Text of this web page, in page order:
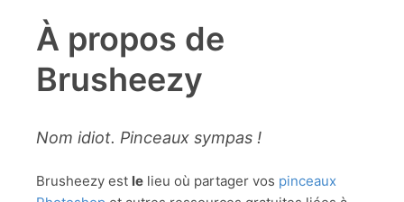
À propos de
Brusheezy
Nom idiot. Pinceaux sympas !
Brusheezy est le lieu où partager vos pinceaux